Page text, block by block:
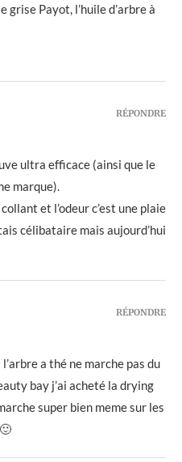
Payot, l’huile d’arbre à
ultra efficace (ainsi que le
marque).
et l’odeur c’est une plaie
célibataire mais aujourd’hui
RÉPONDRE
a thé ne marche pas du
bay j’ai acheté la drying
super bien meme sur les
RÉPONDRE